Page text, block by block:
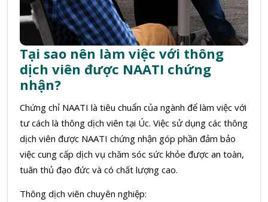
Tại sao nên làm việc với thông
dịch viên được NAATI chứng
nhận?
Chứng chỉ NAATI là tiêu chuẩn của ngành để làm việc với
tư cách là thông dịch viên tại Úc. Việc sử dụng các thông
dịch viên được NAATI chứng nhận góp phần đảm bảo
việc cung cấp dịch vụ chăm sóc sức khỏe được an toàn,
tuân thủ đạo đức và có chất lượng cao.
Thông dịch viên chuyên nghiệp: